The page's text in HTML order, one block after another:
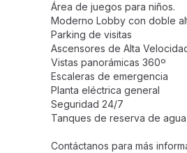
Área de juegos para niños.
Moderno Lobby con doble
Parking de visitas
Ascensores de Alta
Vistas panorámicas 360º
Escaleras de emergencia
Planta eléctrica general
Seguridad 24/7
Tanques de reserva de agua
Contáctanos para más